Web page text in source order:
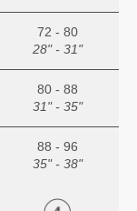
72 - 80
28" - 31"
80 - 88
31" - 35"
88 - 96
35" - 38"